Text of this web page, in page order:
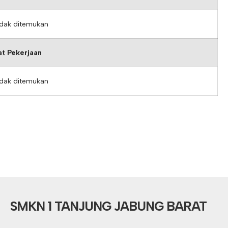
ditemukan
Pekerjaan
ditemukan
SMKN 1 TANJUNG JABUNG BARAT